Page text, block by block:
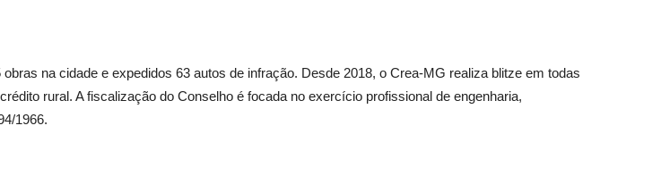
na cidade e expedidos 63 autos de infração. Desde 2018, o Crea-MG realiza blitze em todas
rural. A fiscalização do Conselho é focada no exercício profissional de engenharia,
1966.